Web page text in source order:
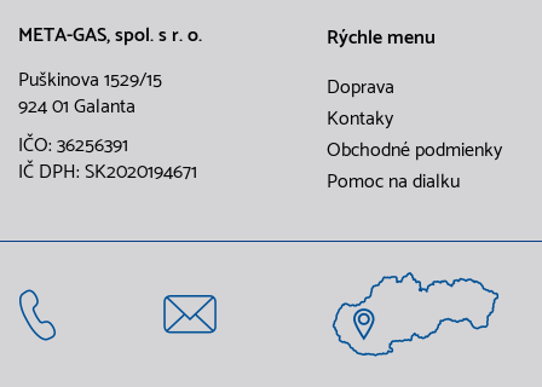
META-GAS, spol. s r. o.
Puškinova 1529/15
924 01 Galanta
IČO: 36256391
IČ DPH: SK2020194671
Rýchle menu
Doprava
Kontaky
Obchodné podmienky
Pomoc na dialku